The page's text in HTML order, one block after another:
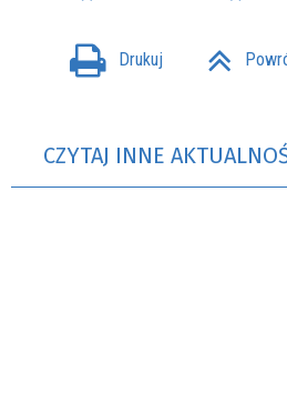
Drukuj
CZYTAJ INNE